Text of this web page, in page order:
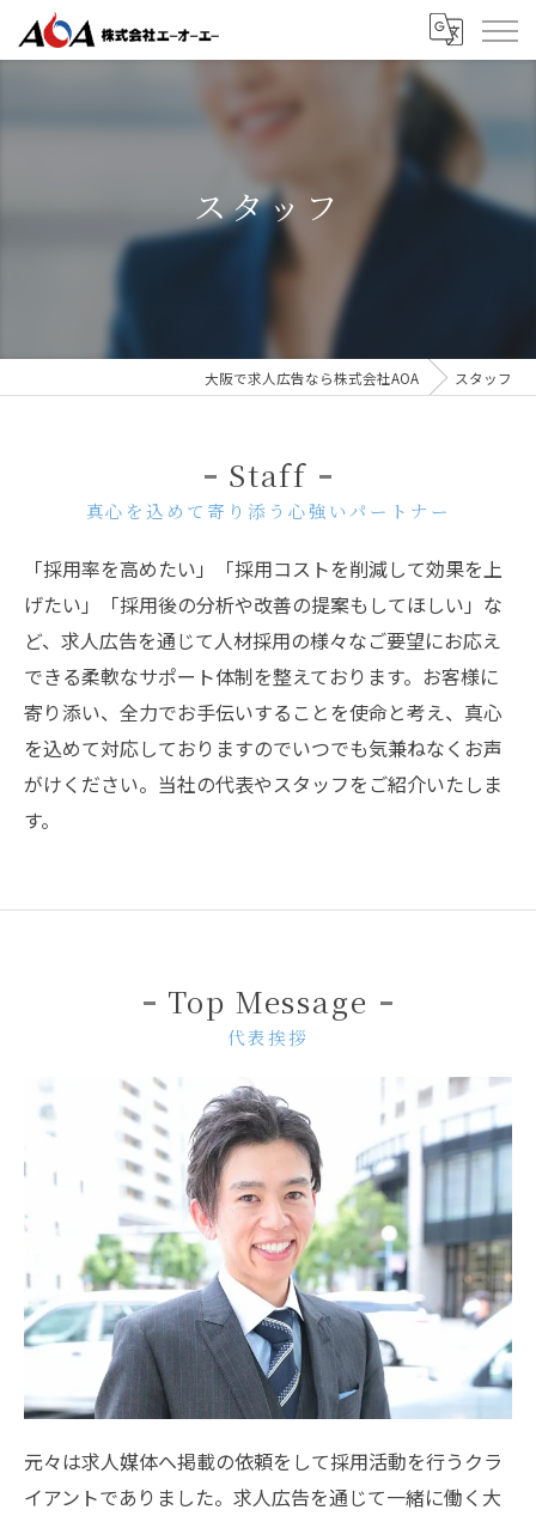
スタッフ
大阪で求人広告なら株式会社AOA スタッフ
真心を込めて寄り添う心強いパートナー
Staff
「採用率を高めたい」「採用コストを削減して効果を上
げたい」「採用後の分析や改善の提案もしてほしい」な
ど、求人広告を通じて人材採用の様々なご要望にお応え
できる柔軟なサポート体制を整えております。お客様に
寄り添い、全力でお手伝いすることを使命と考え、真心
を込めて対応しておりますのでいつでも気兼ねなくお声
がけください。当社の代表やスタッフをご紹介いたしま
す。
代表挨拶
Top Message
元々は求人媒体へ掲載の依頼をして採用活動を行うクラ
イアントでありました。求人広告を通じて一緒に働く大